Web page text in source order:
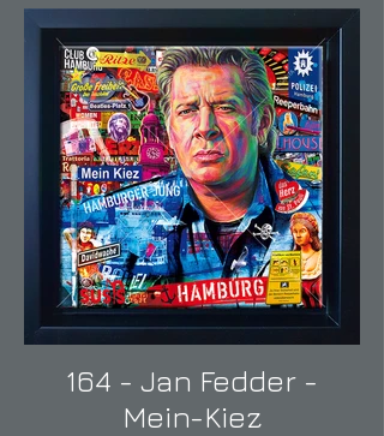
164 - Jan Fedder -
Mein-Kiez